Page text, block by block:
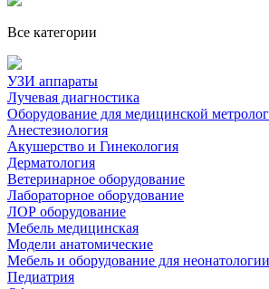
Все категории
УЗИ аппараты
Лучевая диагностика
Оборудование для медицинской
Анестезиология
Акушерство и Гинекология
Дерматология
Ветеринарное оборудование
Лабораторное оборудование
ЛОР оборудование
Мебель медицинская
Модели анатомические
Мебель и оборудование для неонатологии
Педиатрия